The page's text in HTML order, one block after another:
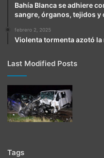
Bahía Blanca se adhiere
sangre, órganos, tejidos y
febrero 2, 2025
Violenta tormenta azotó
Last Modified Posts
Tags